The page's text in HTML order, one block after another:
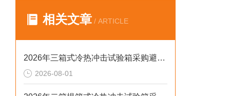
相关文章 / ARTICLE
2026年三箱式冷热冲击试验箱采购避坑：静测工况、参数与合规选型逻辑
2026-08-01